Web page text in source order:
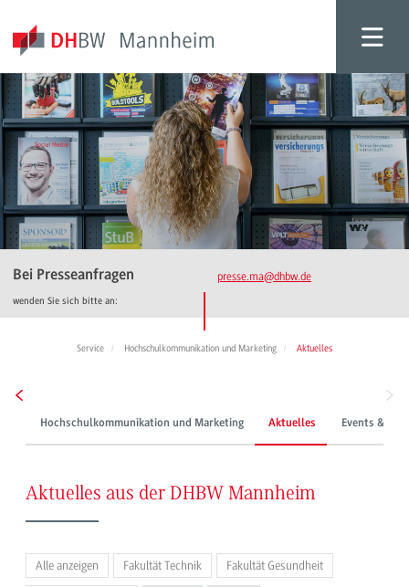
Bei Presseanfragen
wenden Sie sich bitte an:
presse.ma@dhbw.de
Service Hochschulkommunikation und Marketing Aktuelles
Hochschulkommunikation und Marketing Aktuelles Events &
Aktuelles aus der DHBW Mannheim
Alle anzeigen Fakultät Technik Fakultät Gesundheit